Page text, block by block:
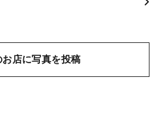
お店に写真を投稿